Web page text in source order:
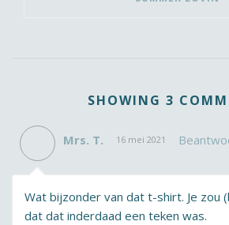
SHOWING 3
Mrs. T. 16 mei 2021
Wat bijzonder van dat t-shirt. Je zou
dat dat inderdaad een teken was.